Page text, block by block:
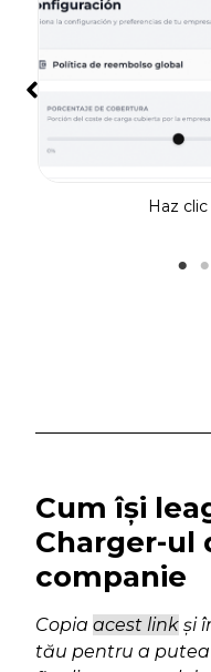
Haz
Cum își
Charger-ul
companie
Copia acest link și
tău pentru a putea